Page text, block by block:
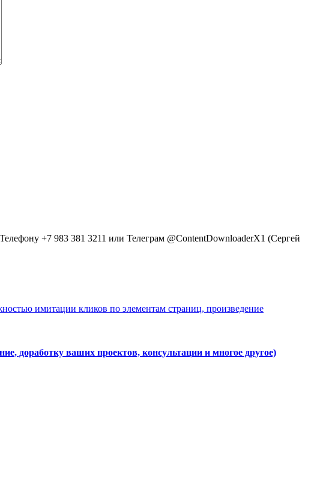
+7 983 381 3211 или Телеграм @ContentDownloaderX1 (Сергей
имитации кликов по элементам страниц, произведение
доработку ваших проектов, консультации и многое другое)